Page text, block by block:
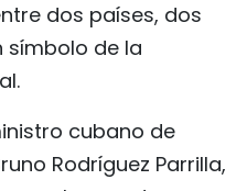
dos países, dos
símbolo de la
cubano de
Rodríguez Parrilla,